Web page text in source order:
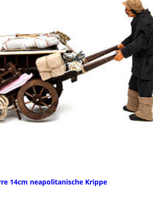
14cm neapolitanische Krippe